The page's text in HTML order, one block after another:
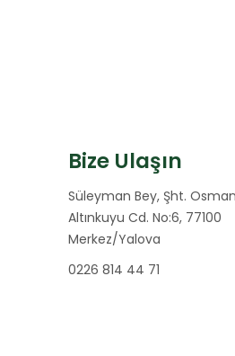
Bize Ulaşın
Süleyman Bey, Şht. Osman
Altınkuyu Cd. No:6, 77100
Merkez/Yalova
0226 814 44 71